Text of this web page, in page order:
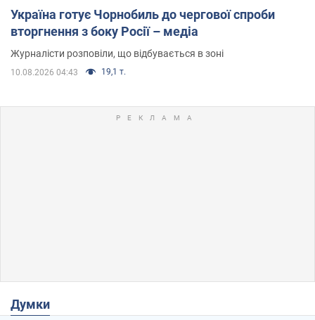
Україна готує Чорнобиль до чергової спроби
вторгнення з боку Росії – медіа
Журналісти розповіли, що відбувається в зоні
10.08.2026 04:43 19,1 т.
Думки